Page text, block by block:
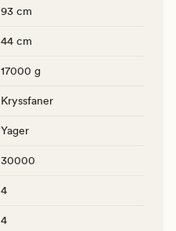
93 cm
44 cm
17000 g
Kryssfaner
Yager
30000
4
4